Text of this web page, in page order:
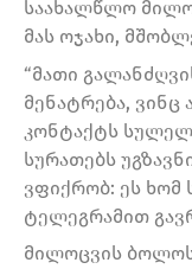
საახალწლო
მას ოჯახი,
“მათი
მენატრება, ვინც
კონტაქტს
სურათებს
ვფიქრობ: ეს ხომ
ტელეგრამით
მილოცვის ბოლოს